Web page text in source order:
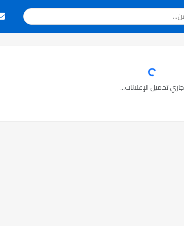
جاري تحميل الإعلانات...